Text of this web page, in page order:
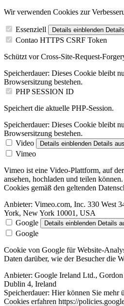
Wir verwenden Cookies zur
Essenziell Details einblenden
Contao HTTPS CSRF Token
Schützt vor Cross-Site-Request-
Speicherdauer: Dieses Cookie bleibt
Browsersitzung bestehen.
PHP SESSION ID
Speichert die aktuelle PHP-Session.
Speicherdauer: Dieses Cookie bleibt
Browsersitzung bestehen.
Video
Details einblenden Details
Vimeo
Vimeo ist eine Video-Plattform, auf
ansehen, hochladen und teilen
Cookies gemäß den geltenden
Anbieter: Vimeo.com, Inc. 330 West
York, New York 10001, USA
Google
Details einblenden Details
Google
Cookie von Google für Website-
Daten darüber, wie der Besucher die
Anbieter: Google Ireland Ltd.,
Dublin 4, Ireland
Speicherdauer: Hier können Sie mehr
Cookies erfahren https://